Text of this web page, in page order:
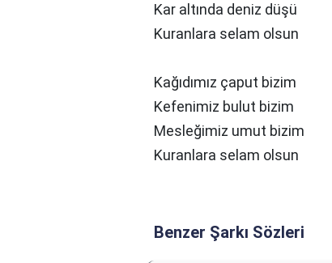
Kar altında deniz düşü
Kuranlara selam olsun
Kağıdımız çaput bizim
Kefenimiz bulut bizim
Mesleğimiz umut bizim
Kuranlara selam olsun
Benzer Şarkı Sözleri